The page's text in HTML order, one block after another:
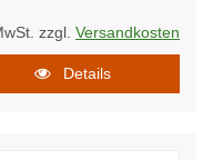
zzgl. Versandkosten
Details